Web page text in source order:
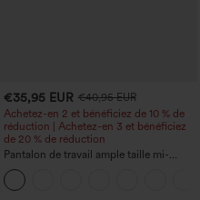
€35,95 EUR €40,95 EUR
Achetez-en 2 et bénéficiez de 10 % de
réduction | Achetez-en 3 et bénéficiez
de 20 % de réduction
Pantalon de travail ample taille mi-
haute, coupe « barrel » (jambe en forme
de tonneau) avec poches